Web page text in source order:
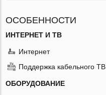
ОСОБЕННОСТИ
ИНТЕРНЕТ И ТВ
Интернет
Поддержка кабельного ТВ
ОБОРУДОВАНИЕ